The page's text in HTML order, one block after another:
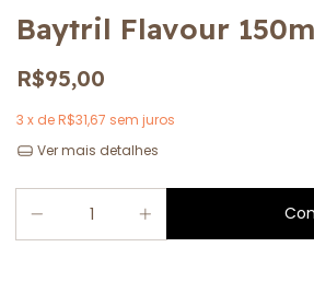
Baytril Flavour
R$95,00
3 x deR$31,67 sem juros
Ver mais detalhes